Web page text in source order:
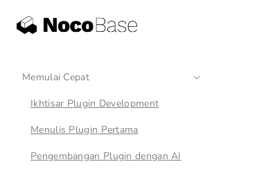
Memulai Cepat
Ikhtisar Plugin Development
Menulis Plugin Pertama
Pengembangan Plugin dengan AI